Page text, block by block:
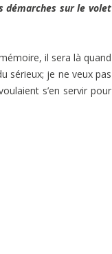
démarches sur le volet
il sera là quand
sérieux; je ne veux pas
s’en servir pour